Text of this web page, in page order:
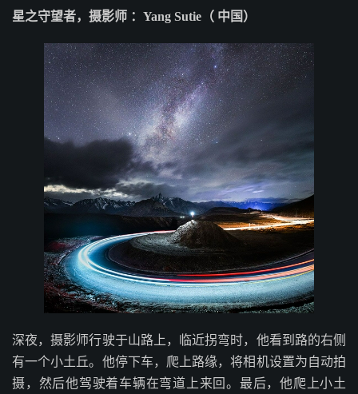
星之守望者，摄影师 ：Yang Sutie（ 中国）
深夜，摄影师行驶于山路上，临近拐弯时，他看到路的右侧
有一个小土丘。他停下车，爬上路缘，将相机设置为自动拍
摄，然后他驾驶着车辆在弯道上来回。最后，他爬上小土